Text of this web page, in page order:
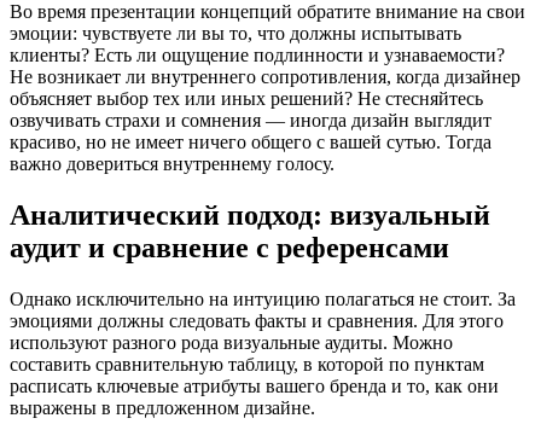
Во время презентации концепций обратите внимание на свои
эмоции: чувствуете ли вы то, что должны испытывать
клиенты? Есть ли ощущение подлинности и узнаваемости?
Не возникает ли внутреннего сопротивления, когда дизайнер
объясняет выбор тех или иных решений? Не стесняйтесь
озвучивать страхи и сомнения — иногда дизайн выглядит
красиво, но не имеет ничего общего с вашей сутью. Тогда
важно довериться внутреннему голосу.
Аналитический подход: визуальный
аудит и сравнение с референсами
Однако исключительно на интуицию полагаться не стоит. За
эмоциями должны следовать факты и сравнения. Для этого
используют разного рода визуальные аудиты. Можно
составить сравнительную таблицу, в которой по пунктам
расписать ключевые атрибуты вашего бренда и то, как они
выражены в предложенном дизайне.